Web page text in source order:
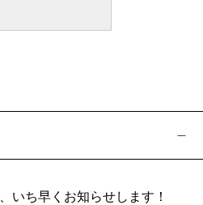
いち早くお知らせします！